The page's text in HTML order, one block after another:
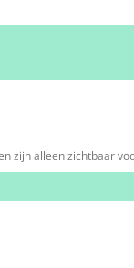
zijn alleen zichtbaar